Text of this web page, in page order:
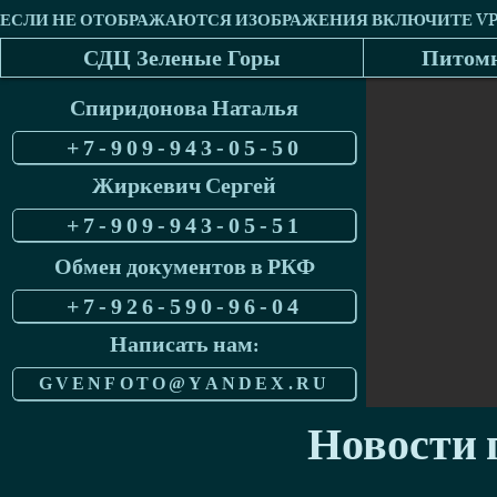
СДЦ Зеленые Горы
Спиридонова Наталья
+7-909-943-05-50
Жиркевич Сергей
+7-909-943-05-51
Обмен документов в РКФ
+7-926-590-96-04
Написать нам:
GVENFOTO@YANDEX.RU
Новости